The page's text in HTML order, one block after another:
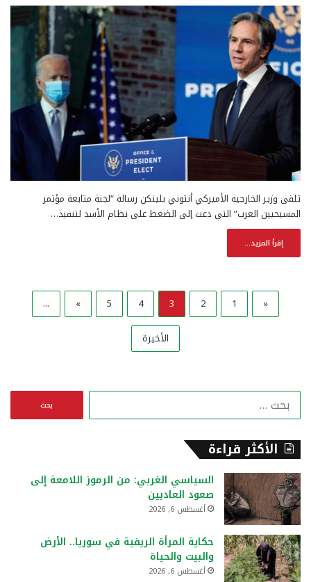
تلقى وزير الخارجية الأميركي أنتوني بلينكن رسالة “لجنة متابعة مؤتمر
المسيحيين العرب” التي دعت إلى الضغط على نظام الأسد لتنفيذ…
إقرأ المزيد...
«
1
2
3
4
5
»
...
الأخيرة
ن
الأكثر قراءة
السياسي الغربي: من الرموز اللامعة إلى
صعود العاديين
أغسطس 6, 2026
حكاية المرأة الريفية في سوريا.. الأرض
والبيت والحياة
أغسطس 6, 2026